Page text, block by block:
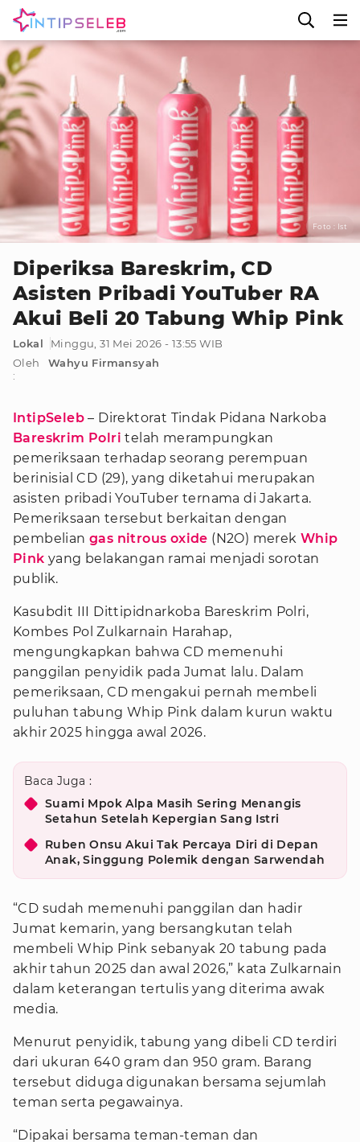
Foto : Ist
Diperiksa Bareskrim, CD
Asisten Pribadi YouTuber RA
Akui Beli 20 Tabung Whip Pink
Lokal
Minggu, 31 Mei 2026 - 13:55 WIB
Oleh
:
Wahyu Firmansyah
IntipSeleb – Direktorat Tindak Pidana Narkoba
Bareskrim Polri telah merampungkan
pemeriksaan terhadap seorang perempuan
berinisial CD (29), yang diketahui merupakan
asisten pribadi YouTuber ternama di Jakarta.
Pemeriksaan tersebut berkaitan dengan
pembeliangas nitrous oxide (N2O) merekWhip
Pink yang belakangan ramai menjadi sorotan
publik.
Kasubdit III Dittipidnarkoba Bareskrim Polri,
Kombes Pol Zulkarnain Harahap,
mengungkapkan bahwa CD memenuhi
panggilan penyidik pada Jumat lalu. Dalam
pemeriksaan, CD mengakui pernah membeli
puluhan tabung Whip Pink dalam kurun waktu
akhir 2025 hingga awal 2026.
Baca Juga :
Suami Mpok Alpa Masih Sering Menangis
Setahun Setelah Kepergian Sang Istri
Ruben Onsu Akui Tak Percaya Diri di Depan
Anak, Singgung Polemik dengan Sarwendah
“CD sudah memenuhi panggilan dan hadir
Jumat kemarin, yang bersangkutan telah
membeli Whip Pink sebanyak 20 tabung pada
akhir tahun 2025 dan awal 2026,” kata Zulkarnain
dalam keterangan tertulis yang diterima awak
media.
Menurut penyidik, tabung yang dibeli CD terdiri
dari ukuran 640 gram dan 950 gram. Barang
tersebut diduga digunakan bersama sejumlah
teman serta pegawainya.
“Dipakai bersama teman-teman dan